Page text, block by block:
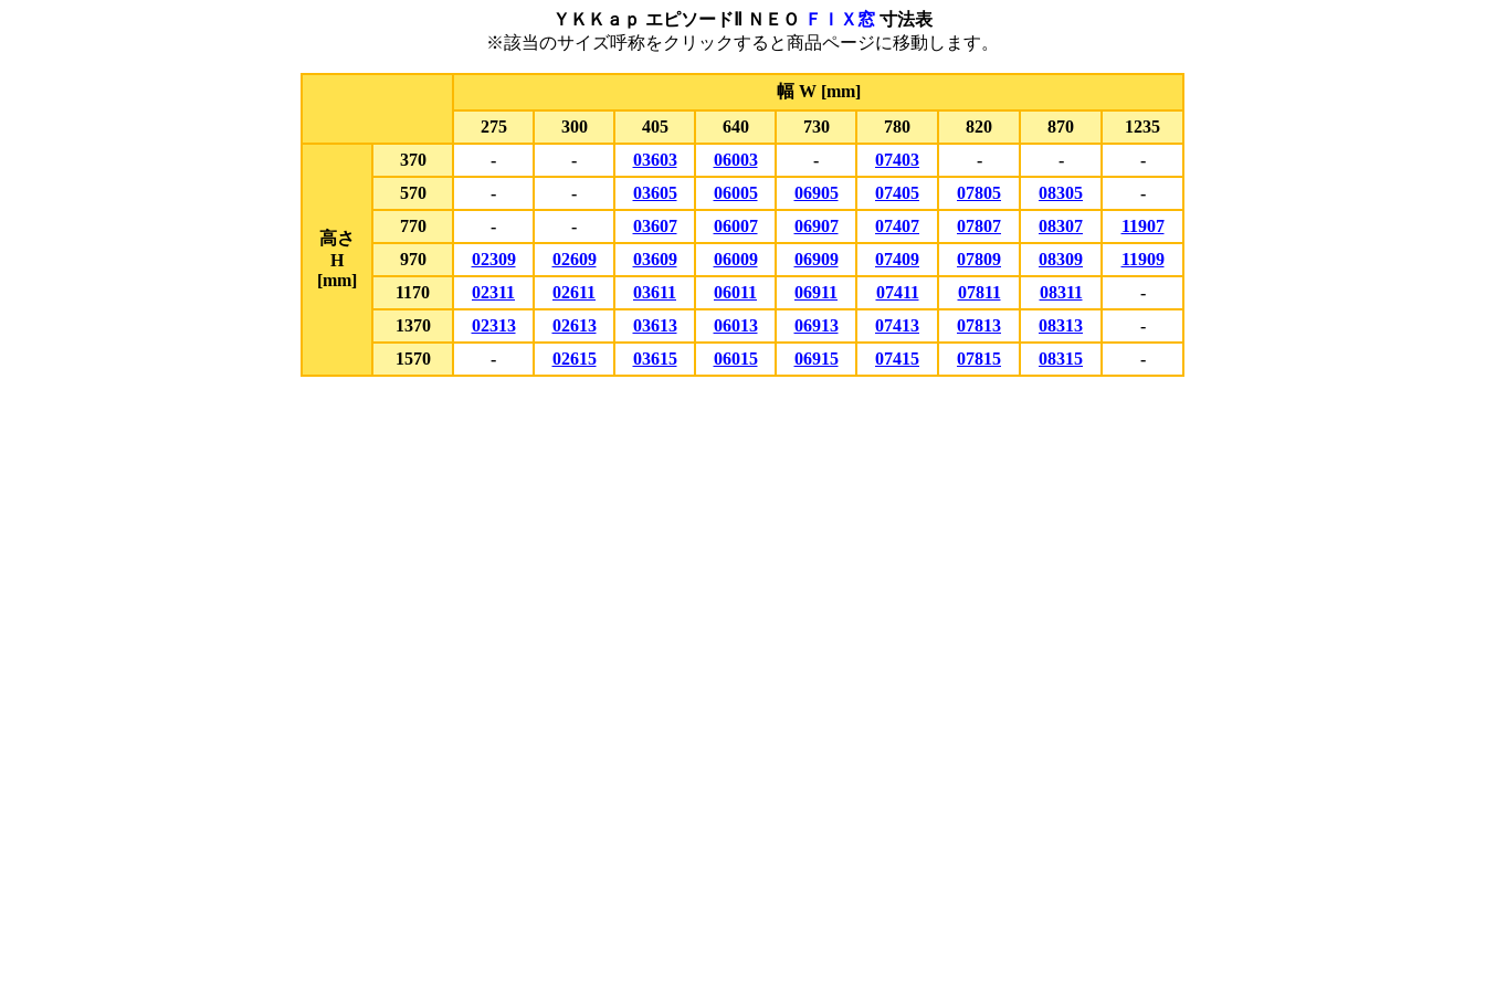
ＹＫＫａｐ エピソードⅡ ＮＥＯ ＦＩＸ窓 寸法表
※該当のサイズ呼称をクリックすると商品ページに移動します。
幅 W [mm]
275
300 405 640 730 780 820 870 1235
高さ
H
[mm]
370 - - 03603 06003 - 07403 - -
-
570
- - 03605 06005 06905 07405 07805 08305
-
770
- - 03607 06007 06907 07407 07807 08307
11907
970
02309 02609 03609 06009 06909 07409 07809 08309
11909
1170
02311 02611 03611 06011 06911 07411 07811 08311
-
1370
02313 02613 03613 06013 06913 07413 07813 08313
-
1570
- 02615 03615 06015 06915 07415 07815 08315 -